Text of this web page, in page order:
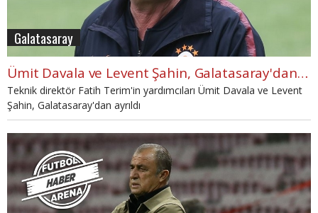
Galatasaray
Ümit Davala ve Levent Şahin, Galatasaray'dan ayrıldı
Teknik direktör Fatih Terim'in yardımcıları Ümit Davala ve Levent
Şahin, Galatasaray'dan ayrıldı